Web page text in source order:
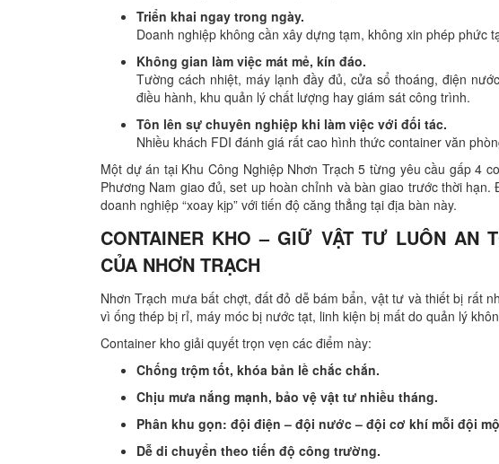
Triển khai ngay trong ngày.
Doanh nghiệp không cần xây dựng tạm, không xin phép phức
Không gian làm việc mát mẻ, kín đáo.
Tường cách nhiệt, máy lạnh đầy đủ, cửa sổ thoáng, điện
điều hành, khu quản lý chất lượng hay giám sát công trình.
Tôn lên sự chuyên nghiệp khi làm việc với đối tác.
Nhiều khách FDI đánh giá rất cao hình thức container văn
Một dự án tại Khu Công Nghiệp Nhơn Trạch 5 từng yêu cầu gấp 4
Phương Nam giao đủ, set up hoàn chỉnh và bàn giao trước thời
doanh nghiệp “xoay kịp” với tiến độ căng thẳng tại địa bàn này.
CONTAINER KHO – GIỮ VẬT TƯ LUÔN AN
CỦA NHƠN TRẠCH
Nhơn Trạch mưa bất chợt, đất đỏ dễ bám bẩn, vật tư và thiết bị rất
vì ống thép bị rỉ, máy móc bị nước tạt, linh kiện bị mất do quản lý
Container kho giải quyết trọn vẹn các điểm này:
Chống trộm tốt, khóa bản lề chắc chắn.
Chịu mưa nắng mạnh, bảo vệ vật tư nhiều tháng.
Phân khu gọn: đội điện – đội nước – đội cơ khí mỗi đội
Dễ di chuyển theo tiến độ công trường.